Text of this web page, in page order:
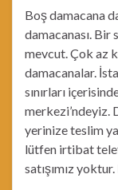
Boş damacana
damacanası. Bir
mevcut. Çok az
damacanalar.
sınırları
merkezi’ndeyiz.
yerinize teslim
lütfen irtibat
satışımız